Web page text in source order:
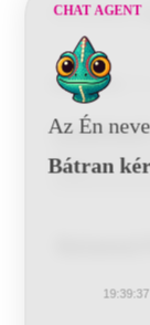
szintetikus,
Kategória:
CHAT AGENT
Az Én
Bátran
19:39:37